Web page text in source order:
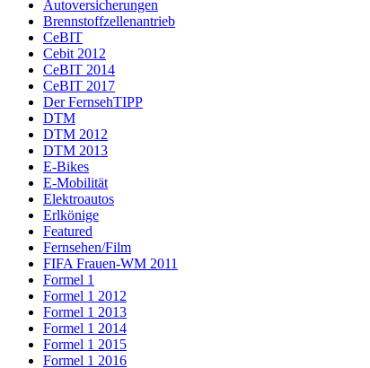
Autoversicherungen
Brennstoffzellenantrieb
CeBIT
Cebit 2012
CeBIT 2014
CeBIT 2017
Der FernsehTIPP
DTM
DTM 2012
DTM 2013
E-Bikes
E-Mobilität
Elektroautos
Erlkönige
Featured
Fernsehen/Film
FIFA Frauen-WM 2011
Formel 1
Formel 1 2012
Formel 1 2013
Formel 1 2014
Formel 1 2015
Formel 1 2016